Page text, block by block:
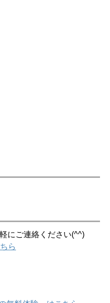
にご連絡ください(^^)
ら